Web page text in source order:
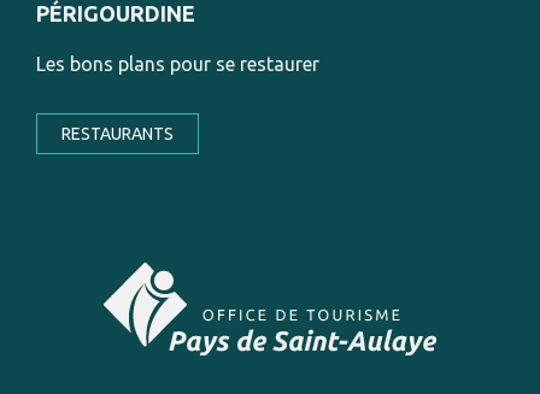
PÉRIGOURDINE
Les bons plans pour se restaurer
RESTAURANTS